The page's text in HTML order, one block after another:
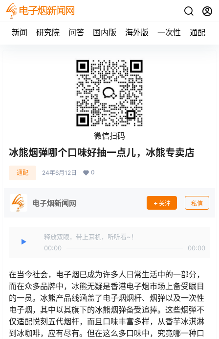
新闻 研究院 问答 国内版 海外版 一次性 通配
微信扫码
冰熊烟弹哪个口味好抽一点儿，冰熊专卖店
通配 24年6月12日 0
电子烟新闻网 关注 私信
释放双眼，带上耳机，听听看~！
00:00
00:00
在当今社会，电子烟已成为许多人日常生活中的一部分，
而在众多品牌中，冰熊无疑是香港电子烟市场上备受瞩目
的一员。冰熊产品线涵盖了电子烟烟杆、烟弹以及一次性
电子烟，其中以其旗下的冰熊烟弹备受追捧。这些烟弹不
仅适配悦刻五代烟杆，而且口味丰富多样，从香芋冰淇淋
到冰咖啡，应有尽有。但在这么多口味中，究竟哪一种口